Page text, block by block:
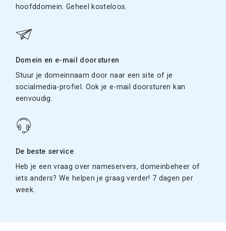
hoofddomein. Geheel kosteloos.
Domein en e-mail doorsturen
Stuur je domeinnaam door naar een site of je
socialmedia-profiel. Ook je e-mail doorsturen kan
eenvoudig.
De beste service
Heb je een vraag over nameservers, domeinbeheer of
iets anders? We helpen je graag verder! 7 dagen per
week.